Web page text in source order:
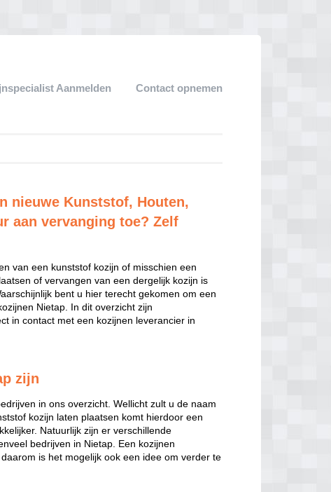
Aanmelden Contact opnemen
nieuwe Kunststof, Houten,
aan vervanging toe? Zelf
van een kunststof kozijn of misschien een
of vervangen van een dergelijk kozijn is
bent u hier terecht gekomen om een
Nietap. In dit overzicht zijn
in contact met een kozijnen leverancier in
zijn
in ons overzicht. Wellicht zult u de naam
kozijn laten plaatsen komt hierdoor een
Natuurlijk zijn er verschillende
bedrijven in Nietap. Een kozijnen
is het mogelijk ook een idee om verder te